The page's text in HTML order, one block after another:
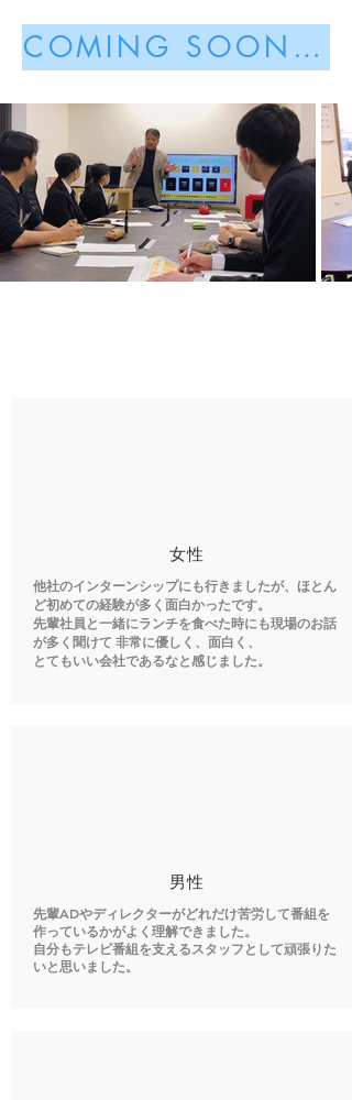
COMING SOON...
​女性
他社のインターンシップにも行きましたが、ほとん
ど初めての経験が多く面白かったです。
先輩社員と一緒にランチを食べた時にも現場のお話
が多く聞けて 非常に優しく、面白く、
とてもいい会社であるなと感じました。
​男性
先輩ADやディレクターがどれだけ苦労して番組を
作っているかがよく理解できました。
自分もテレビ番組を支えるスタッフとして頑張りた
いと思いました。